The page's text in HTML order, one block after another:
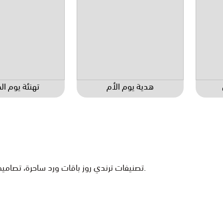
تهنئة يوم هدية يوم الأم
تصنيفات ترندي روز باقات ورد ساحرة، تصاميم مبتكرة، وهدايا فاخرة تعبر عن مشاعرك بكل رقي.